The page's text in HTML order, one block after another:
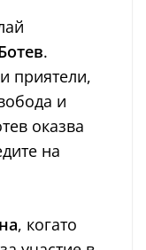
.
приятели,
и
оказва
на
, когато